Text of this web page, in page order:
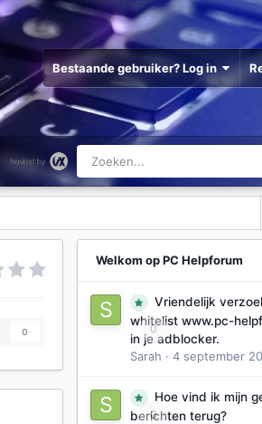
Bestaande gebruiker? Log in
0
Welkom op PC Helpforum
0
Vriendelijk
whitelist www.pc-
in je adblocker.
Sarah · 4 september
0
Hoe vind ik mijn
berichten terug?